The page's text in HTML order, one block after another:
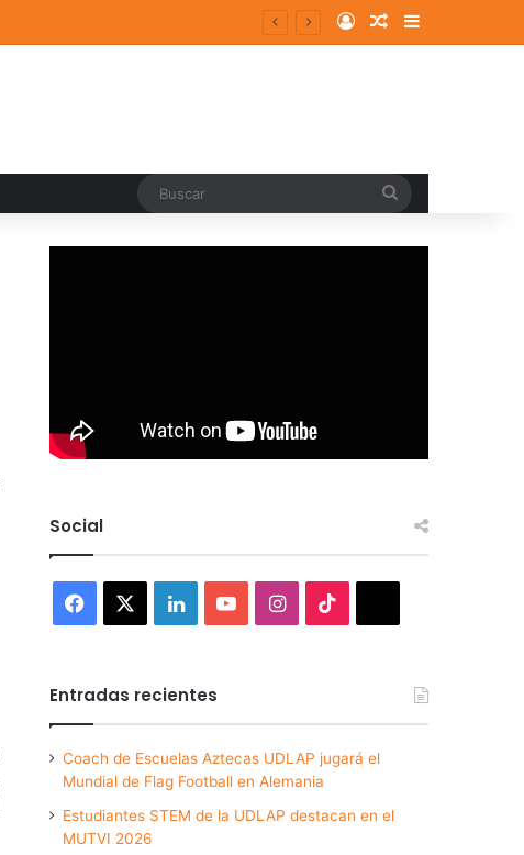
Log InRandom Article
Sidebar
Social
Facebook LinkedInYouTubeInstagram
Entradas recientes
Coach de Escuelas Aztecas UDLAP jugará el
Mundial de Flag Football en Alemania
Estudiantes STEM de la UDLAP destacan en el
MUTVI 2026